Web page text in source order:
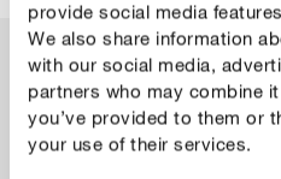
provide social media
We also share information
with our social media,
partners who may combine
you’ve provided to them or
your use of their services.
Produkte für die Weiß- und